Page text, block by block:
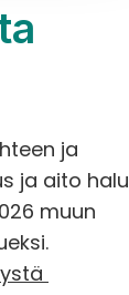
ja
ja aito halu
muun